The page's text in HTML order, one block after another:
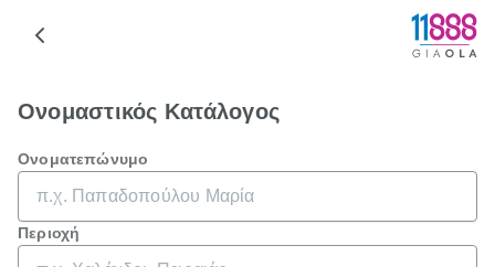
Ονομαστικός Κατάλογος
Ονοματεπώνυμο
Περιοχή